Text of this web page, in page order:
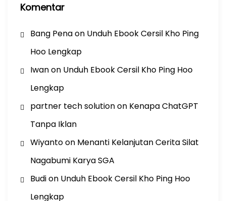
Komentar
Bang Penaon Unduh Ebook Cersil Kho Ping
Hoo Lengkap
Iwanon Unduh Ebook Cersil Kho Ping Hoo
Lengkap
partner tech solutionon Kenapa ChatGPT
Tanpa Iklan
Wiyantoon Menanti Kelanjutan Cerita Silat
Nagabumi Karya SGA
Budion Unduh Ebook Cersil Kho Ping Hoo
Lengkap